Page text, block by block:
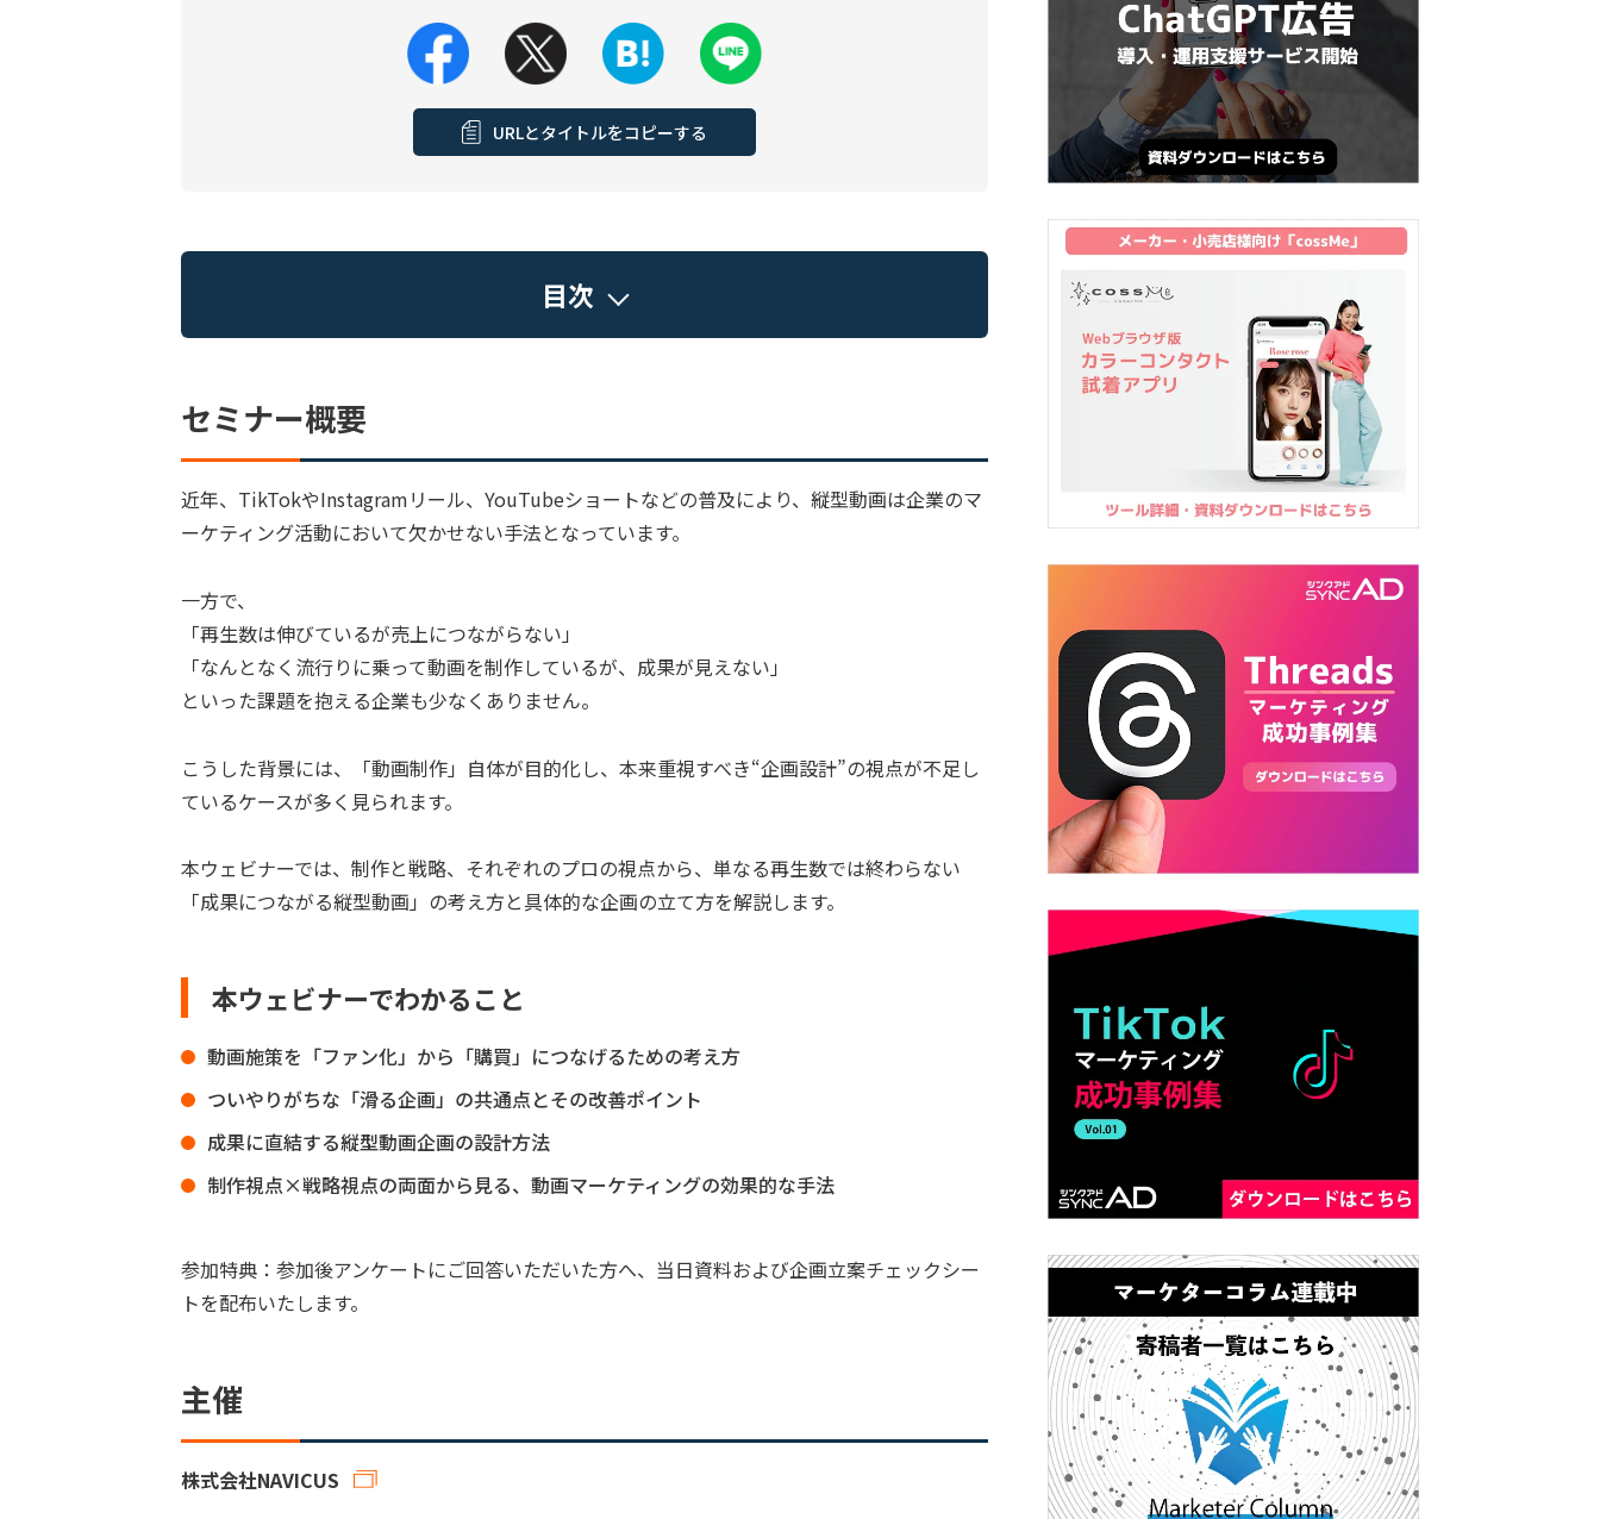
URLとタイトルをコピーする
目次
セミナー概要
近年、TikTokやInstagramリール、YouTubeショートなどの普及により、縦型動画は企業のマ
ーケティング活動において欠かせない手法となっています。
一方で、
「再生数は伸びているが売上につながらない」
「なんとなく流行りに乗って動画を制作しているが、成果が見えない」
といった課題を抱える企業も少なくありません。
こうした背景には、「動画制作」自体が目的化し、本来重視すべき“企画設計”の視点が不足し
ているケースが多く見られます。
本ウェビナーでは、制作と戦略、それぞれのプロの視点から、単なる再生数では終わらない
「成果につながる縦型動画」の考え方と具体的な企画の立て方を解説します。
本ウェビナーでわかること
動画施策を「ファン化」から「購買」につなげるための考え方
ついやりがちな「滑る企画」の共通点とその改善ポイント
成果に直結する縦型動画企画の設計方法
制作視点×戦略視点の両面から見る、動画マーケティングの効果的な手法
参加特典：参加後アンケートにご回答いただいた方へ、当日資料および企画立案チェックシー
トを配布いたします。
主催
株式会社NAVICUS